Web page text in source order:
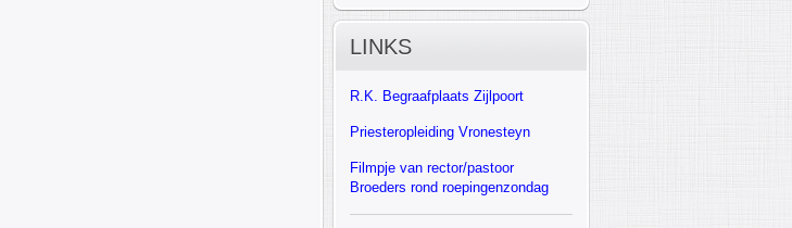
LINKS
R.K. Begraafplaats Zijlpoort
Priesteropleiding Vronesteyn
Filmpje van rector/pastoor
Broeders rond roepingenzondag